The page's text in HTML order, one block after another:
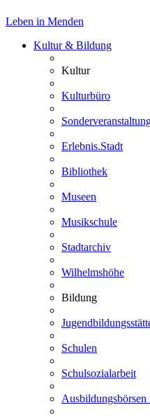
Leben in Menden
Kultur & Bildung
Kultur
Kulturbüro
Erlebnis.Stadt
Bibliothek
Museen
Musikschule
Stadtarchiv
Wilhelmshöhe
Bildung
Schulen
Schulsozialarbeit